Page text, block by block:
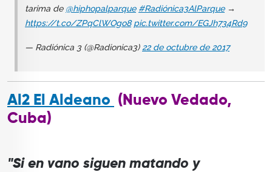
tarima de @hiphopalparque #Radiónica3AlParque→
https://t.co/ZPqClWOgo8 pic.twitter.com/EGJh734Rd9
— Radiónica 3 (@Radionica3)22 de octubre de 2017
Al2 El Aldeano (Nuevo Vedado,
Cuba)
"Si en vano siguen matando y